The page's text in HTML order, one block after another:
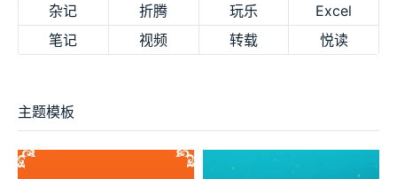
杂记 折腾 玩乐
Excel
笔记
视频 转载 悦读
主题模板